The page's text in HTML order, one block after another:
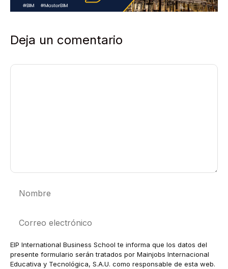
Deja un comentario
Comentario
electrónico
EIP International Business School te informa que los datos del
presente formulario serán tratados por Mainjobs Internacional
Educativa y Tecnológica, S.A.U. como responsable de esta web.